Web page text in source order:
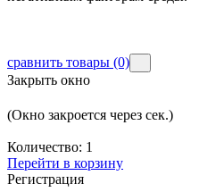
сравнить товары (0)
Закрыть окно
(Окно закроется через сек.)
Количество: 1
Перейти в корзину
Регистрация